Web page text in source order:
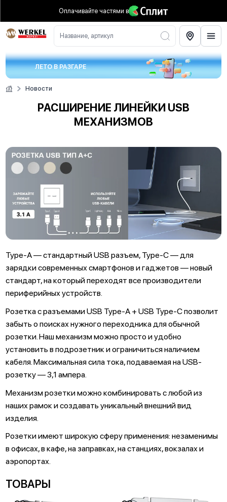
Оплачивайте частями в
Название, артикул
ЛЕТО В РАЗГАРЕ
Новости
РАСШИРЕНИЕ ЛИНЕЙКИ USB
МЕХАНИЗМОВ
Type-А — стандартный USB разъем, Type-C — для
зарядки современных смартфонов и гаджетов — новый
стандарт, на который переходят все производители
периферийных устройств.
Розетка с разъемами USB Type-А + USB Type-C позволит
забыть о поисках нужного переходника для обычной
розетки. Наш механизм можно просто и удобно
установить в подрозетник и ограничиться наличием
кабеля. Максимальная сила тока, подаваемая на USB-
розетку — 3,1 ампера.
Механизм розетки можно комбинировать с любой из
наших рамок и создавать уникальный внешний вид
изделия.
Розетки имеют широкую сферу применения: незаменимы
в офисах, в кафе, на заправках, на станциях, вокзалах и
аэропортах.
ТОВАРЫ